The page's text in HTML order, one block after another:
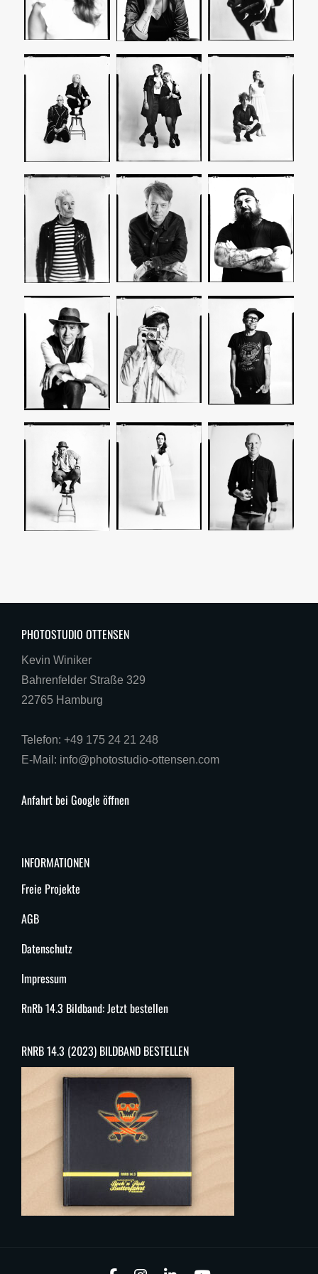
PHOTOSTUDIO OTTENSEN
Kevin Winiker
Bahrenfelder Straße 329
22765 Hamburg
Telefon: +49 175 24 21 248
E-Mail: info@photostudio-ottensen.com
Anfahrt bei Google öffnen
INFORMATIONEN
Freie Projekte
AGB
Datenschutz
Impressum
RnRb 14.3 Bildband: Jetzt bestellen
RNRB 14.3 (2023) BILDBAND BESTELLEN